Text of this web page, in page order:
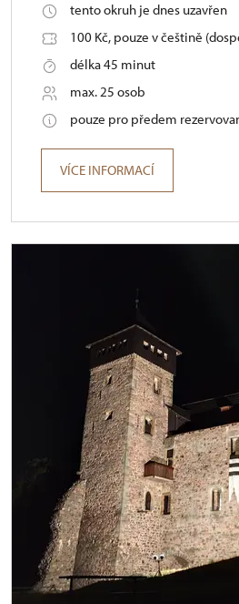
tento okruh je dnes uzavřen
100 Kč, pouze v češtině
délka 45 minut
max. 25 osob
pouze pro předem
VÍCE INFORMACÍ